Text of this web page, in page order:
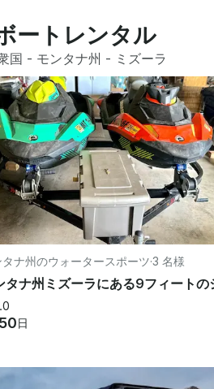
ートレンタル
国 - モンタナ州 - ミズーラ
タナ州のウォータースポーツ·3 名様
日